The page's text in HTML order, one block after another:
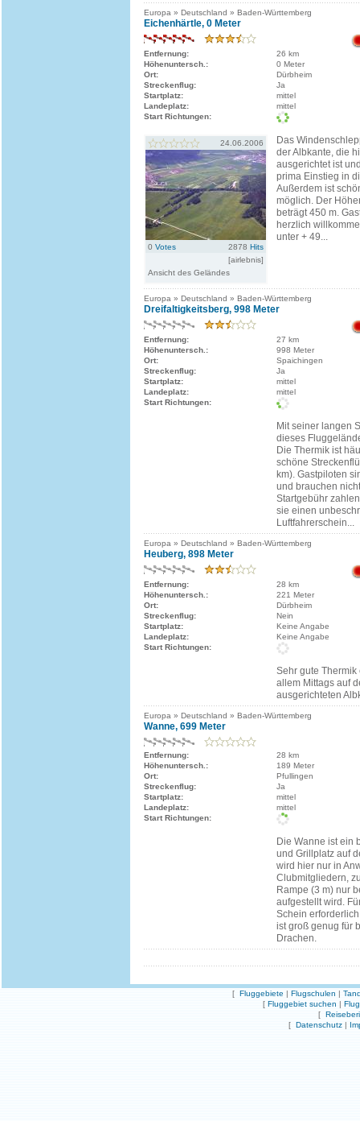
Europa » Deutschland » Baden-Württemberg
Eichenhärtle, 0 Meter
Entfernung:
26 km
Höhenuntersch.:
0 Meter
Ort:
Dürbheim
Streckenflug:
Ja
Startplatz:
mittel
Landeplatz:
mittel
Start Richtungen:
24.06.2006
0 Votes 2878 Hits
[airlebnis]
Ansicht des Geländes
Das
der Albkante, die
ausgerichtet ist
prima Einstieg in
Außerdem ist
möglich. Der
beträgt 450 m.
herzlich
unter + 49...
Europa » Deutschland » Baden-Württemberg
Dreifaltigkeitsberg, 998 Meter
Entfernung:
27 km
Höhenuntersch.:
998 Meter
Ort:
Spaichingen
Streckenflug:
Ja
Startplatz:
mittel
Landeplatz:
mittel
Start Richtungen:
Mit seiner langen
dieses
Die Thermik ist
schöne
km). Gastpiloten
und brauchen
Startgebühr
sie einen
Luftfahrerschein...
Europa » Deutschland » Baden-Württemberg
Heuberg, 898 Meter
Entfernung:
28 km
Höhenuntersch.:
221 Meter
Ort:
Dürbheim
Streckenflug:
Nein
Startplatz:
Keine Angabe
Landeplatz:
Keine Angabe
Start Richtungen:
Sehr gute Thermik
allem Mittags auf
ausgerichteten
Europa » Deutschland » Baden-Württemberg
Wanne, 699 Meter
Entfernung:
28 km
Höhenuntersch.:
189 Meter
Ort:
Pfullingen
Streckenflug:
Ja
Startplatz:
mittel
Landeplatz:
mittel
Start Richtungen:
Die Wanne ist ein
und Grillplatz auf
wird hier nur in
Clubmitgliedern,
Rampe (3 m) nur
aufgestellt wird.
Schein
ist groß genug für
Drachen.
[ Fluggebiete | Flugschulen |
[ Fluggebiet suchen |
[
[ Datenschutz |